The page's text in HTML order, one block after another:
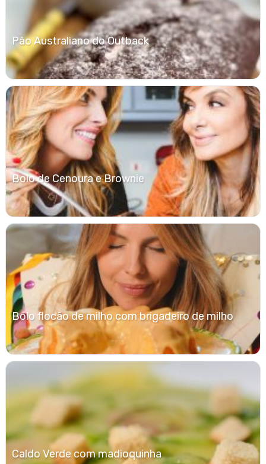
Pão Australiano do Outback
Bolo de Cenoura e Brownie
Bolo flocão de milho com brigadeiro de milho
Caldo Verde com madioquinha